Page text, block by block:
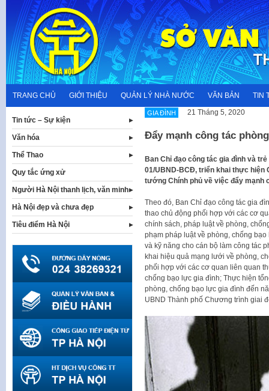
content
TRANG CHỦ GIỚI THIỆU QUẢN LÝ NHÀ NƯỚC VĂN BẢN TIN
GIA ĐÌNH 21 Tháng 5, 2020
Đẩy mạnh công tác
Ban Chỉ đạo công tác gia đình và
01/UBND-BCĐ, triển khai thực hiện
tướng Chính phủ về việc đẩy mạnh
Theo đó, Ban Chỉ đạo công tác gia
thao chủ động phối hợp với các cơ
chính sách, pháp luật về phòng,
phạm pháp luật về phòng, chống
và kỹ năng cho cán bộ làm công tác
khai hiệu quả mạng lưới về phòng,
phối hợp với các cơ quan liên quan
chống bạo lực gia đình; Thực hiện
phòng, chống bạo lực gia đình đến
UBND Thành phố Chương trình giai
Tin tức – Sự kiện
Văn hóa
Thể Thao
Quy tắc ứng xử
Người Hà Nội thanh lịch, văn minh
Hà Nội đẹp và chưa đẹp
Tiêu điểm Hà Nội